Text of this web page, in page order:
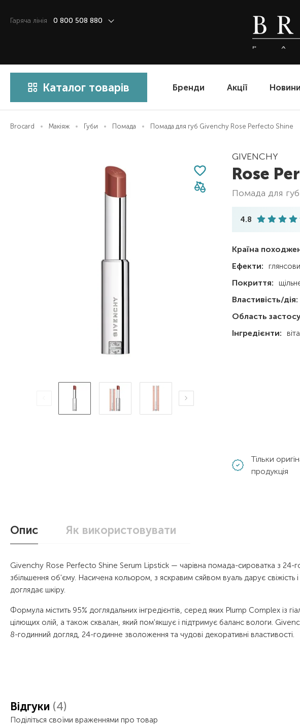
Гаряча лiнiя 0 800 508 880
Каталог товарів Бренди Акції Новини
Brocard Макіяж Губи Помада Помада для губ Givenchy Rose Perfecto Shine
GIVENCHY
Rose
помада для губ
4.8
Країна
Ефекти:
Покриття:
Властивість/дія:
Область
Інгредієнти:
Тільки
продукція
Опис
Givenchy Rose Perfecto Shine Serum Lipstick — чарівна помада-сироватка з
збільшення об'єму. Насичена кольором, з яскравим сяйвом вуаль дарує
доглядає шкіру.
Формула містить 95% доглядальних інгредієнтів, серед яких Plump Complex із
цілющих олій, а також сквалан, який пом'якшує і підтримує баланс вологи.
8-годинний догляд, 24-годинне зволоження та чудові декоративні властивості.
Як використовувати
Відгуки (4)
Поділіться своїми враженнями про товар